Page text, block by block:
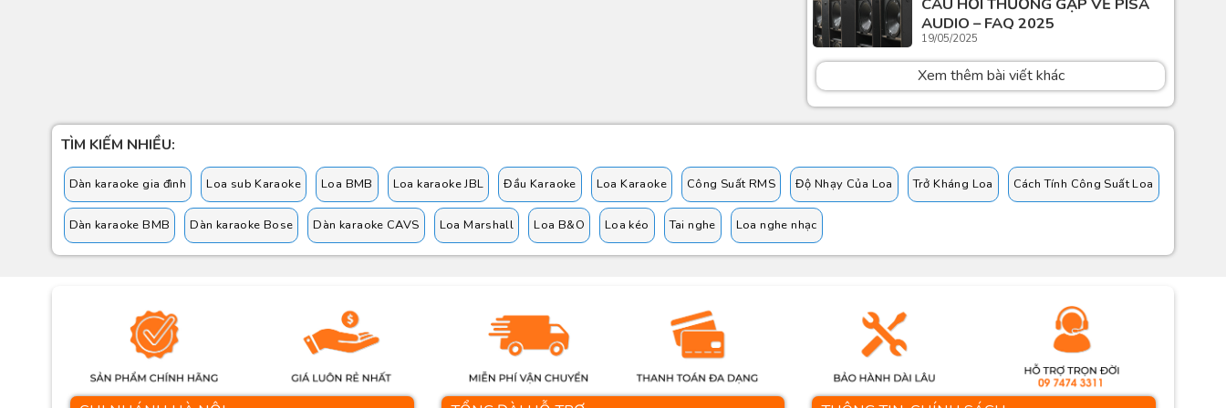
AUDIO – FAQ 2025
19/05/2025
Xem thêm bài viết khác
TÌM KIẾM NHIỀU:
Dàn karaoke gia đình Loa sub Karaoke Loa BMB Loa karaoke JBL Đầu Karaoke Loa Karaoke Công Suất RMS Độ Nhạy Của Loa Trở Kháng Loa Cách Tính Công Suất Loa
Dàn karaoke BMB Dàn karaoke Bose Dàn karaoke CAVS Loa Marshall Loa B&O Loa kéo Tai nghe Loa nghe nhạc